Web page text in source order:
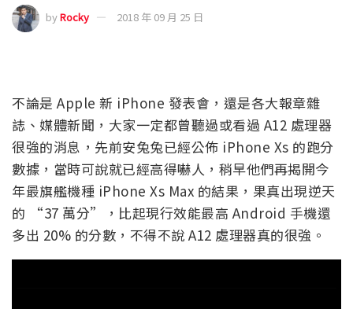
byRocky 2018 年 09 月 25 日
不論是 Apple 新 iPhone 發表會，還是各大報章雜
誌、媒體新聞，大家一定都曾聽過或看過 A12 處理器
很強的消息，先前安兔兔已經公佈 iPhone Xs 的跑分
數據，當時可說就已經高得嚇人，稍早他們再揭開今
年最旗艦機種 iPhone Xs Max 的結果，果真出現逆天
的 “37 萬分”，比起現行效能最高 Android 手機還
多出 20% 的分數，不得不說 A12 處理器真的很強。